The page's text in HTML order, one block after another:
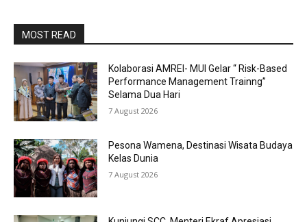
MOST READ
Kolaborasi AMREI- MUI Gelar “ Risk-Based
Performance Management Trainng”
Selama Dua Hari
7 August 2026
Pesona Wamena, Destinasi Wisata Budaya
Kelas Dunia
7 August 2026